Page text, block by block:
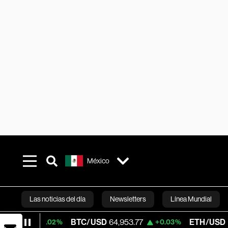
México
Las noticias del día Newsletters Línea Mundial
Bloomberg
BTC/USD 64,953.77 +0.03% ETH/USD 1,916.655